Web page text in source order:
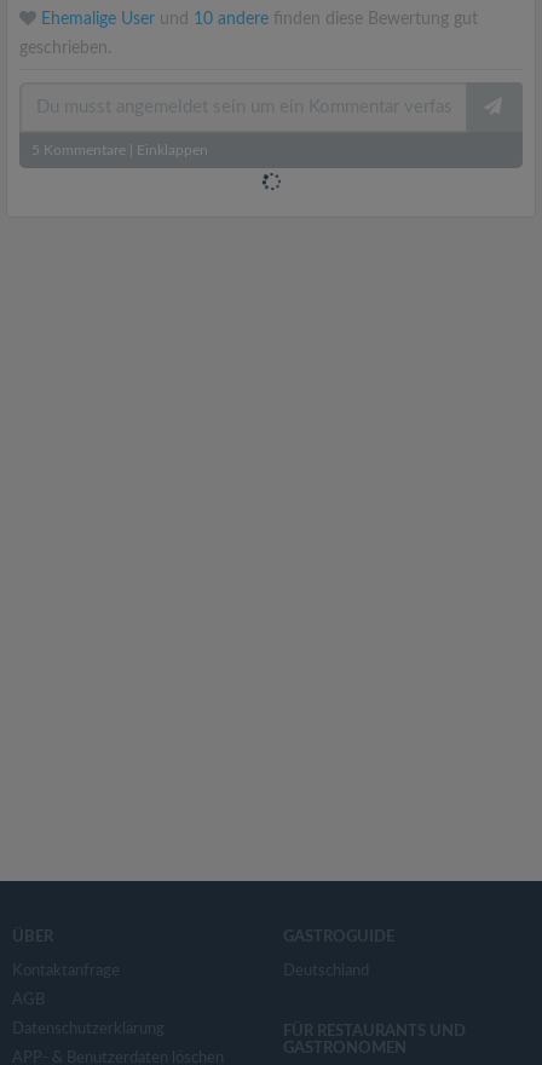
Ehemalige User und 10 andere finden diese Bewertung gut
geschrieben.
5 Kommentare Einklappen
ÜBER
Kontaktanfrage
AGB
Datenschutzerklärung
APP- & Benutzerdaten löschen
GASTROGUIDE
Deutschland
FÜR RESTAURANTS UND
GASTRONOMEN